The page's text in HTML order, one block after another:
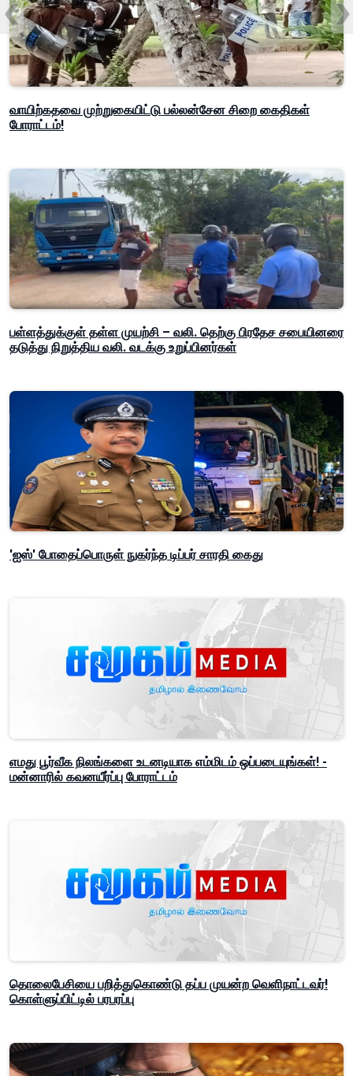
வாயிற்கதவை முற்றுகையிட்டு பல்லன்சேன சிறை கைதிகள்
போராட்டம்!
பள்ளத்துக்குள் தள்ள முயற்சி – வலி. தெற்கு பிரதேச சபையினரை
தடுத்து நிறுத்திய வலி. வடக்கு உறுப்பினர்கள்
'ஐஸ்' போதைப்பொருள் நுகர்ந்த டிப்பர் சாரதி கைது
எமது பூர்வீக நிலங்களை உடனடியாக எம்மிடம் ஒப்படையுங்கள்! -
மன்னாரில் கவனயீர்ப்பு போராட்டம்
தொலைபேசியை பறித்துகொண்டு தப்ப முயன்ற வெளிநாட்டவர்!
கொள்ளுப்பிட்டில் பரபரப்பு